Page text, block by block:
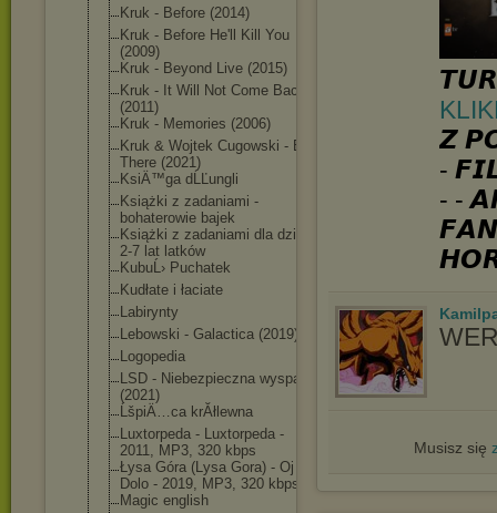
Kruk - Before (2014)
Kruk - Before He'll Kill You
(2009)
Kruk - Beyond Live (2015)
Kruk - It Will Not Come Back
(2011)
Kruk - Memories (2006)
Kruk & Wojtek Cugowski - Be
There (2021)
KsiÄ™ga dĹĽungli
Książki z zadaniami -
bohaterowie bajek
Książki z zadaniami dla dzieci
2-7 lat latków
KubuĹ› Puchatek
Kudłate i łaciate
Labirynty
Lebowski - Galactica (2019)
Logopedia
LSD - Niebezpieczna wyspa
(2021)
ĹšpiÄ…ca krĂłlewna
Luxtorpeda - Luxtorpeda -
2011, MP3, 320 kbps
Łysa Góra (Lysa Gora) - Oj
Dolo - 2019, MP3, 320 kbps
Magic english
𝙕
-
- -
Musisz się